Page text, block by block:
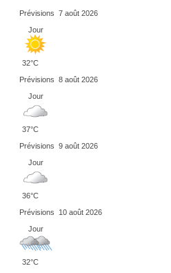
Prévisions 7 août 2026
Jour
32°C
Prévisions 8 août 2026
Jour
37°C
Prévisions 9 août 2026
Jour
36°C
Prévisions
10 août 2026
Jour
32°C